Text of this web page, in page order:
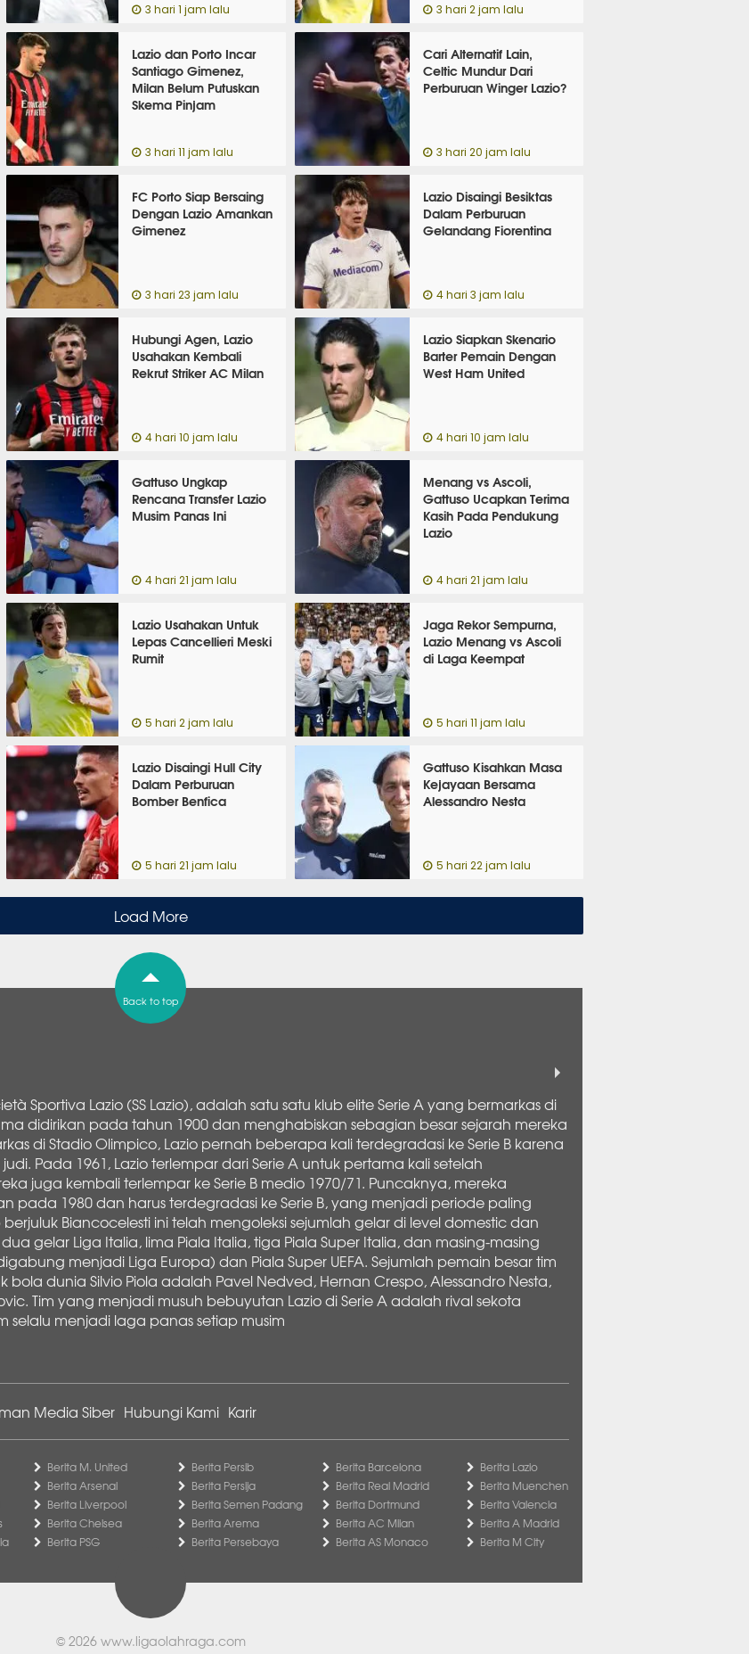
3 hari 1 jam lalu 3 hari 2 jam lalu
Lazio dan Porto Incar
Santiago Gimenez,
Milan Belum Putuskan
Skema Pinjam
3 hari 11 jam lalu
Cari Alternatif Lain,
Celtic Mundur Dari
Perburuan Winger Lazio?
3 hari 20 jam lalu
FC Porto Siap Bersaing
Dengan Lazio Amankan
Gimenez
3 hari 23 jam lalu
Lazio Disaingi Besiktas
Dalam Perburuan
Gelandang Fiorentina
4 hari 3 jam lalu
Hubungi Agen, Lazio
Usahakan Kembali
Rekrut Striker AC Milan
4 hari 10 jam lalu
Lazio Siapkan Skenario
Barter Pemain Dengan
West Ham United
4 hari 10 jam lalu
Gattuso Ungkap
Rencana Transfer Lazio
Musim Panas Ini
4 hari 21 jam lalu
Menang vs Ascoli,
Gattuso Ucapkan Terima
Kasih Pada Pendukung
Lazio
4 hari 21 jam lalu
Lazio Usahakan Untuk
Lepas Cancellieri Meski
Rumit
5 hari 2 jam lalu
Jaga Rekor Sempurna,
Lazio Menang vs Ascoli
di Laga Keempat
5 hari 11 jam lalu
Lazio Disaingi Hull City
Dalam Perburuan
Bomber Benfica
5 hari 21 jam lalu
Gattuso Kisahkan Masa
Kejayaan Bersama
Alessandro Nesta
5 hari 22 jam lalu
Load More
Back to top
Sportiva Lazio (SS Lazio), adalah satu satu klub elite Serie A yang bermarkas di
didirikan pada tahun 1900 dan menghabiskan sebagian besar sejarah mereka
di Stadio Olimpico, Lazio pernah beberapa kali terdegradasi ke Serie B karena
Pada 1961, Lazio terlempar dari Serie A untuk pertama kali setelah
juga kembali terlempar ke Serie B medio 1970/71. Puncaknya, mereka
pada 1980 dan harus terdegradasi ke Serie B, yang menjadi periode paling
Biancocelesti ini telah mengoleksi sejumlah gelar di level domestic dan
gelar Liga Italia, lima Piala Italia, tiga Piala Super Italia, dan masing-masing
menjadi Liga Europa) dan Piala Super UEFA. Sejumlah pemain besar tim
dunia Silvio Piola adalah Pavel Nedved, Hernan Crespo, Alessandro Nesta,
Tim yang menjadi musuh bebuyutan Lazio di Serie A adalah rival sekota
selalu menjadi laga panas setiap musim
Media Siber Hubungi Kami Karir
Berita M. United
Berita Arsenal
Berita Liverpool
Berita Chelsea
Berita PSG
Berita Persib
Berita Persija
Berita Semen Padang
Berita Arema
Berita Persebaya
Berita Barcelona
Berita Real Madrid
Berita Dortmund
Berita AC Milan
Berita AS Monaco
Berita Lazio
Berita Muenchen
Berita Valencia
Berita A Madrid
Berita M City
© 2026 www.ligaolahraga.com